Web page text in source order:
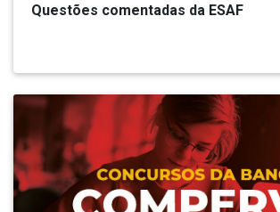
Questões comentadas da ESAF